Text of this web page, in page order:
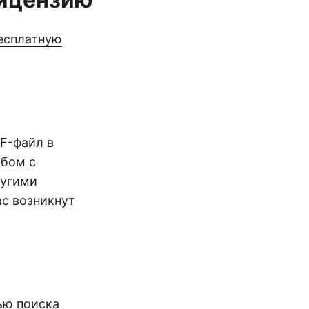
файл в
с
возникнут
поиска